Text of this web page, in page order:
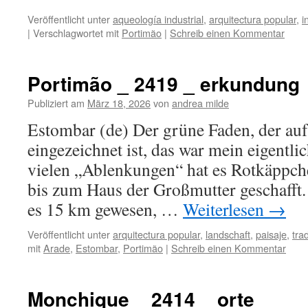
Veröffentlicht unteraqueología industrial, arquitectura popular,
| Verschlagwortet mit Portimão | Schreib einen Kommentar
Portimão _ 2419 _ erkundung
Publiziert am März 18, 2026von andrea milde
Estombar (de) Der grüne Faden, der
eingezeichnet ist, das war mein
vielen „Ablenkungen“ hat es
bis zum Haus der Großmutter
es 15 km gewesen, … Weiterlesen →
Veröffentlicht unterarquitectura popular, landschaft, paisaje,
mitArade, Estombar, Portimão | Schreib einen Kommentar
Monchique _ 2414 _ orte